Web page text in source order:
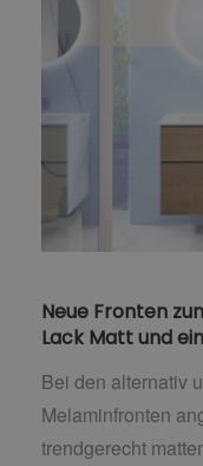
Neue Fronten
Lack Matt und
Bei den alternativ
Melaminfronten
trendgerecht